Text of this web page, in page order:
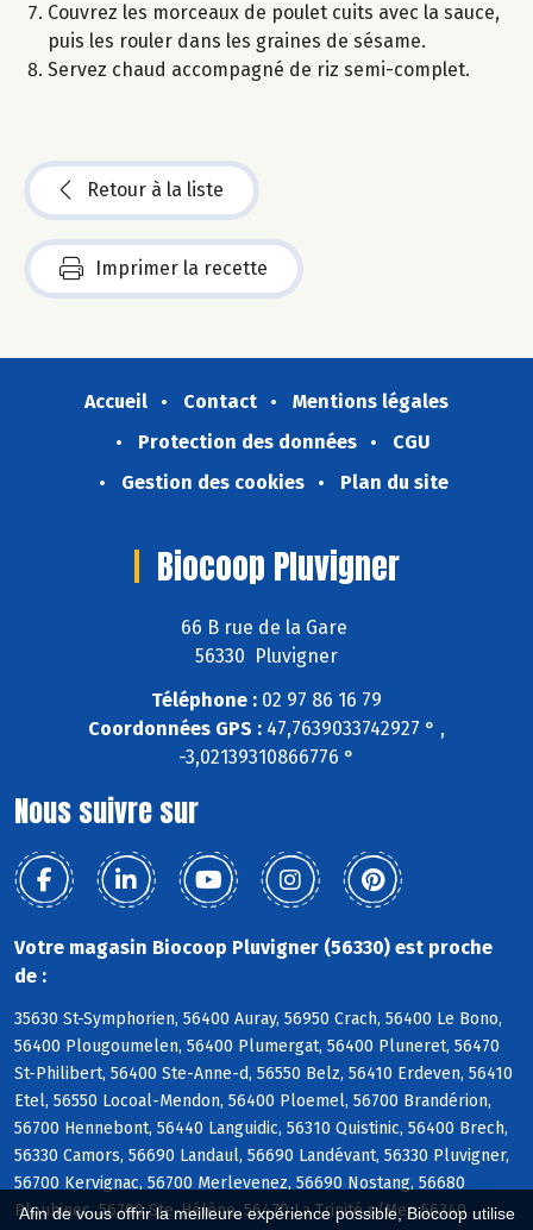
Afin de vous offrir la meilleure expérience possible, Biocoop utilise
Couvrez les morceaux de poulet cuits avec la sauce,
puis les rouler dans les graines de sésame.
Servez chaud accompagné de riz semi-complet.
Retour à la liste
Imprimer la recette
Accueil Contact
Mentions légales
Protection des données
CGU
Gestion des cookies
Plan du site
Biocoop Pluvigner
66 B rue de la Gare
56330 Pluvigner
Téléphone : 02 97 86 16 79
Coordonnées GPS : 47,7639033742927 ° ,
-3,02139310866776 °
Nous suivre sur
Votre magasin Biocoop Pluvigner (56330) est proche
de :
35630 St-Symphorien, 56400 Auray, 56950 Crach, 56400 Le Bono,
56400 Plougoumelen, 56400 Plumergat, 56400 Pluneret, 56470
St-Philibert, 56400 Ste-Anne-d, 56550 Belz, 56410 Erdeven, 56410
Etel, 56550 Locoal-Mendon, 56400 Ploemel, 56700 Brandérion,
56700 Hennebont, 56440 Languidic, 56310 Quistinic, 56400 Brech,
56330 Camors, 56690 Landaul, 56690 Landévant, 56330 Pluvigner,
56700 Kervignac, 56700 Merlevenez, 56690 Nostang, 56680
Plouhinec, 56700 Ste-Hélène, 56470 La Trinité s/Mer, 56340